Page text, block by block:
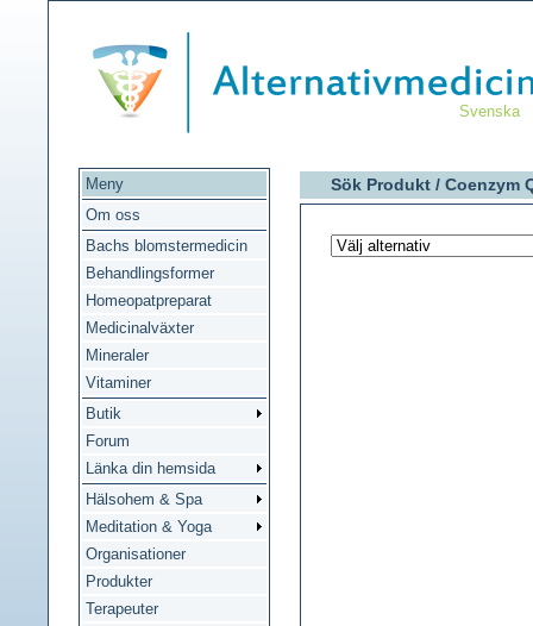
Svenska
Meny
Om oss
Bachs blomstermedicin
Behandlingsformer
Homeopatpreparat
Medicinalväxter
Mineraler
Vitaminer
Butik
Forum
Länka din hemsida
Hälsohem & Spa
Meditation & Yoga
Organisationer
Produkter
Terapeuter
Sök Produkt / Coenzym